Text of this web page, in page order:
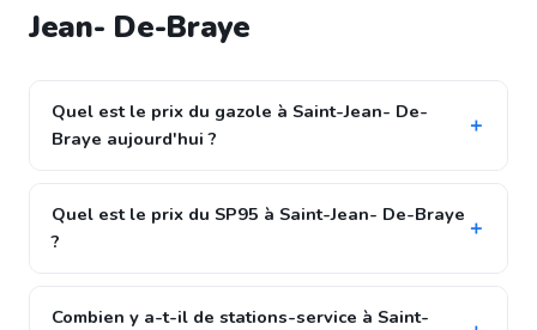
Jean- De-Braye
Quel est le prix du gazole à Saint-Jean- De-
Braye aujourd'hui ?
Quel est le prix du SP95 à Saint-Jean- De-Braye
?
Combien y a-t-il de stations-service à Saint-